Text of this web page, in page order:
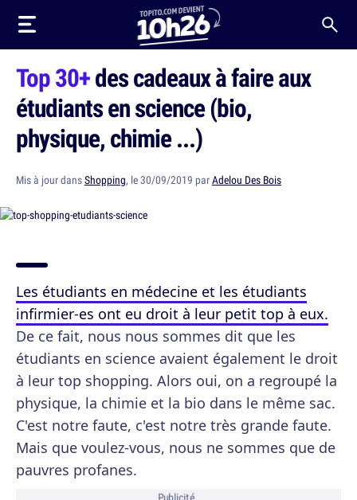
Top 30+des cadeaux à faire aux
étudiants en science (bio,
physique, chimie ...)
Mis à jour dansShopping, le 30/09/2019 parAdelou Des Bois
Les étudiants en médecine et les étudiants
infirmier-es ont eu droit à leur petit top à eux.
De ce fait, nous nous sommes dit que les
étudiants en science avaient également le droit
à leur top shopping. Alors oui, on a regroupé la
physique, la chimie et la bio dans le même sac.
C'est notre faute, c'est notre très grande faute.
Mais que voulez-vous, nous ne sommes que de
pauvres profanes.